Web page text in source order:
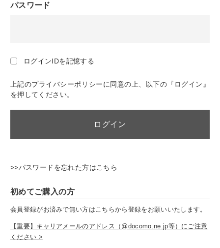
初めてご購入の方
会員登録がお済みで無い方はこちらから登録をお願いいたします。
【重要】キャリアメールのアドレス（@docomo.ne.jp等）にご注意
ください >
パスワード
ログインIDを記憶する
上記のプライバシーポリシーに同意の上、以下の『ログイン』
を押してください。
ログイン
>>パスワードを忘れた方はこちら